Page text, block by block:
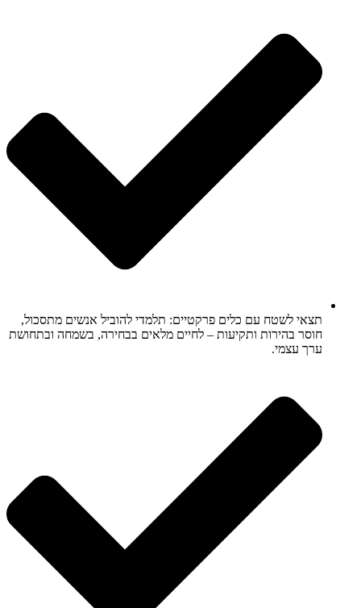
תצאי לשטח עם כלים פרקטיים: תלמדי להוביל אנשים מתסכול,
חוסר בהירות ותקיעות – לחיים מלאים בבחירה, בשמחה ובתחושת
ערך עצמי.